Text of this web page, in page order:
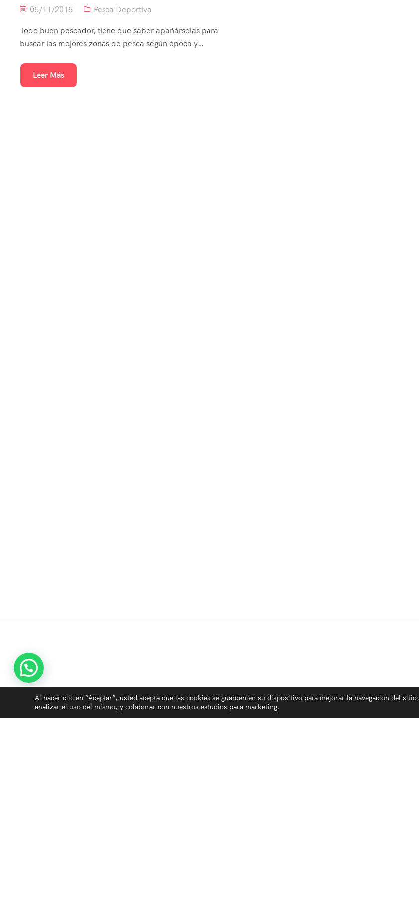
05/11/2015
Pesca Deportiva
Todo buen pescador, tiene que saber apañárselas para
buscar las mejores zonas de pesca según época y…
Leer Más
Al hacer clic en “Aceptar”, usted acepta que las cookies se guarden en su dispositivo para mejorar la navegación del sitio,
analizar el uso del mismo, y colaborar con nuestros estudios para marketing.